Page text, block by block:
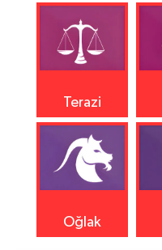
Terazi
Oğlak